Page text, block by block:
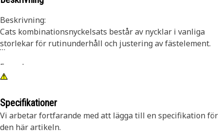
Beskrivning:
Cats kombinationsnyckelsats består av nycklar i vanliga
storlekar för rutinunderhåll och justering av fästelement.
Egenskaper:
• Sats med 10 kombinationsnycklar
• Långt handtag för räckvidd och vridmoment
• U-formad öppen ände och tolvkantig ringände
• Öppen ände och ringände med 15° vinkel
Specifikationer
Vi arbetar fortfarande med att lägga till en specifikation för
den här artikeln.